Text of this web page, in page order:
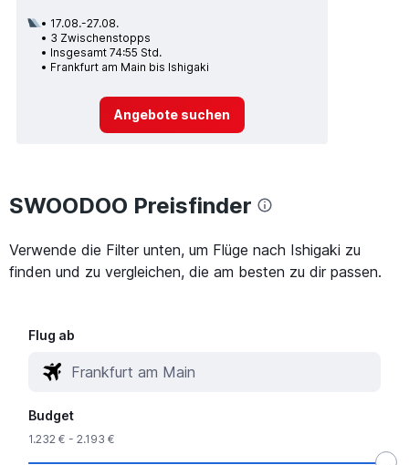
17.08.-27.08.
3 Zwischenstopps
Insgesamt 74:55 Std.
Frankfurt am Main bis Ishigaki
Angebote suchen
SWOODOO Preisfinder
Verwende die Filter unten, um Flüge nach Ishigaki zu
finden und zu vergleichen, die am besten zu dir passen.
Flug ab
Budget
1.232 € - 2.193 €